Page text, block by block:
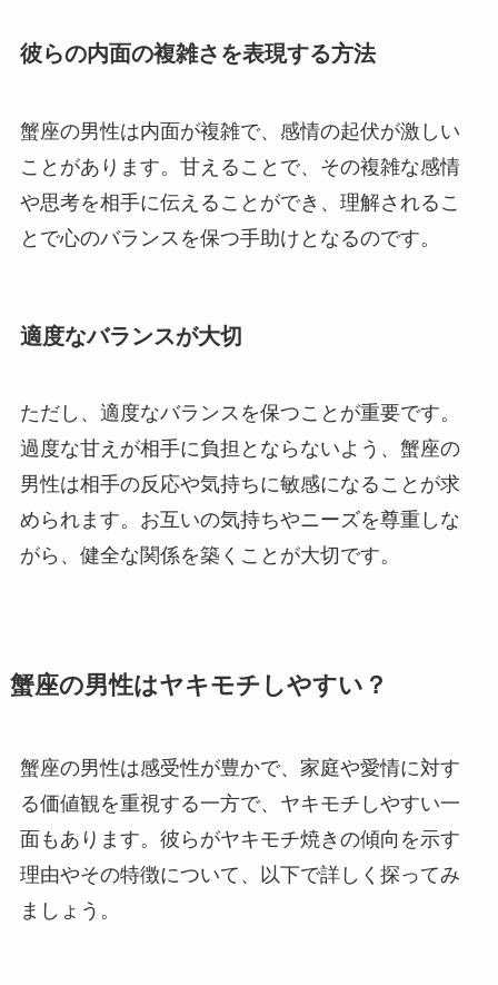
彼らの内面の複雑さを表現する方法
蟹座の男性は内面が複雑で、感情の起伏が激しい
ことがあります。甘えることで、その複雑な感情
や思考を相手に伝えることができ、理解されるこ
とで心のバランスを保つ手助けとなるのです。
適度なバランスが大切
ただし、適度なバランスを保つことが重要です。
過度な甘えが相手に負担とならないよう、蟹座の
男性は相手の反応や気持ちに敏感になることが求
められます。お互いの気持ちやニーズを尊重しな
がら、健全な関係を築くことが大切です。
蟹座の男性はヤキモチしやすい？
蟹座の男性は感受性が豊かで、家庭や愛情に対す
る価値観を重視する一方で、ヤキモチしやすい一
面もあります。彼らがヤキモチ焼きの傾向を示す
理由やその特徴について、以下で詳しく探ってみ
ましょう。